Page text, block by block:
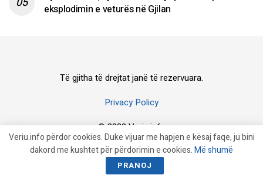
eksplodimin e veturës në Gjilan
Të gjitha të drejtat janë të rezervuara.
Privacy Policy
© 2023 Veriu.info
Veriu.info përdor cookies. Duke vijuar me hapjen e kësaj faqe, ju bini
dakord me kushtet për përdorimin e cookies.Më shumë
PRANOJ